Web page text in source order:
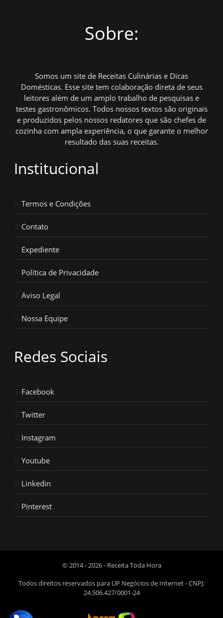
Sobre:
Somos um site de Receitas Culinárias e Dicas
Domésticas. Esse site tem colaboração direta de seus
leitores além de um amplo trabalho de pesquisas e
testes gastronômicos. Todos nossos textos são originais
e produzidos pelos nossos redatores que são chefes de
cozinha com ampla experiência, o que garante o melhor
resultado das suas receitas.
Institucional
Termos e Condições
Contato
Expediente
Política de Privacidade
Aviso Legal
Nossa Equipe
Redes Sociais
Facebook
Twitter
Instagram
Youtube
Linkedin
Pinterest
© 2014 - 2026 - Receita Toda Hora
Todos direitos reservados para UP Negócios de Internet - CNPJ:
24.506.427/0001-24